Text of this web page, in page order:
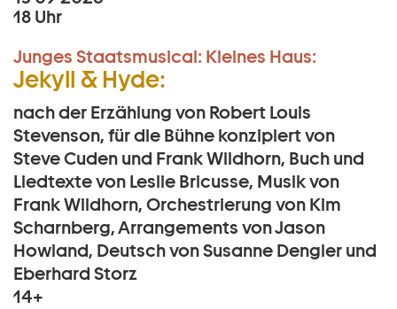
18 Uhr
Junges Staatsmusical: Kleines Haus:
Jekyll & Hyde:
nach der Erzählung von Robert Louis
Stevenson, für die Bühne konzipiert von
Steve Cuden und Frank Wildhorn, Buch und
Liedtexte von Leslie Bricusse, Musik von
Frank Wildhorn, Orchestrierung von Kim
Scharnberg, Arrangements von Jason
Howland, Deutsch von Susanne Dengler und
Eberhard Storz
14+